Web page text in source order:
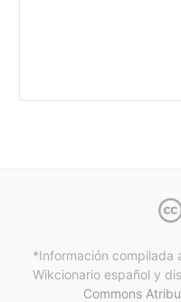
*Información compilada
Wikcionario español y
Commons